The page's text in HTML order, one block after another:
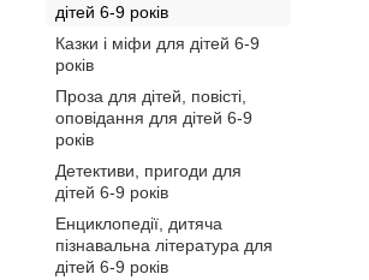
дітей 6-9 років
Казки і міфи для дітей 6-9
років
Проза для дітей, повісті,
оповідання для дітей 6-9
років
Детективи, пригоди для
дітей 6-9 років
Енциклопедії, дитяча
пізнавальна література для
дітей 6-9 років